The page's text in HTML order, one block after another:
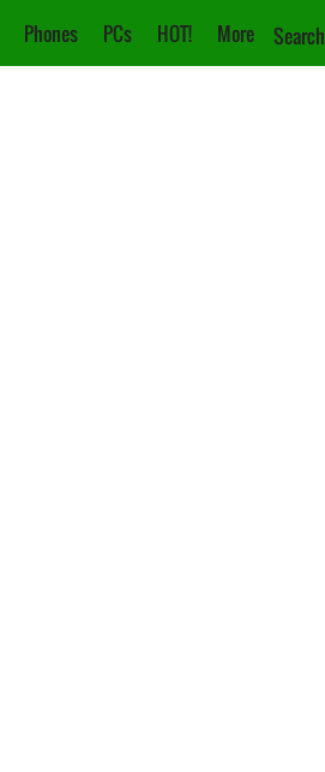
Phones PCs HOT! More Search